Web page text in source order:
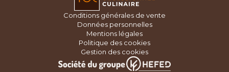
Conditions générales de vente
Données personnelles
Mentions légales
Politique des cookies
Gestion des cookies